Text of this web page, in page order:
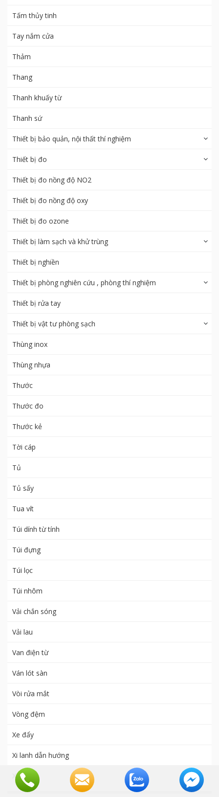
Tấm thủy tinh
Tay nắm cửa
Thảm
Thang
Thanh khuấy từ
Thanh sứ
Thiết bị bảo quản, nội thất thí nghiệm
Thiết bị đo
Thiết bị đo nồng độ NO2
Thiết bị đo nồng độ oxy
Thiết bị đo ozone
Thiết bị làm sạch và khử trùng
Thiết bị nghiền
Thiết bị phòng nghiên cứu , phòng thí nghiệm
Thiết bị rửa tay
Thiết bị vật tư phòng sạch
Thùng inox
Thùng nhựa
Thước
Thước đo
Thước kẻ
Tời cáp
Tủ
Tủ sấy
Tua vít
Túi dính từ tính
Túi đựng
Túi lọc
Túi nhôm
Vải chắn sóng
Vải lau
Van điện từ
Ván lót sàn
Vòi rửa mắt
Vòng đệm
Xe đẩy
Xi lanh dẫn hướng
Xy Lanh